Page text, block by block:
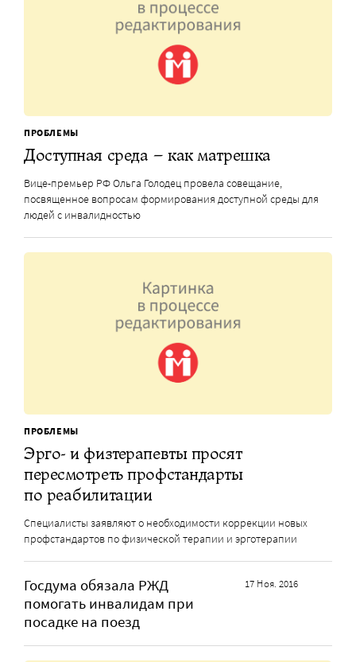
ПРОБЛЕМЫ
Доступная среда – как матрешка
Вице-премьер РФ Ольга Голодец провела совещание,
посвященное вопросам формирования доступной среды для
людей с инвалидностью
ПРОБЛЕМЫ
Эрго- и физтерапевты просят
пересмотреть профстандарты
по реабилитации
Специалисты заявляют о необходимости коррекции новых
профстандартов по физической терапии и эрготерапии
Госдума обязала РЖД
помогать инвалидам при
посадке на поезд
17 Ноя. 2016